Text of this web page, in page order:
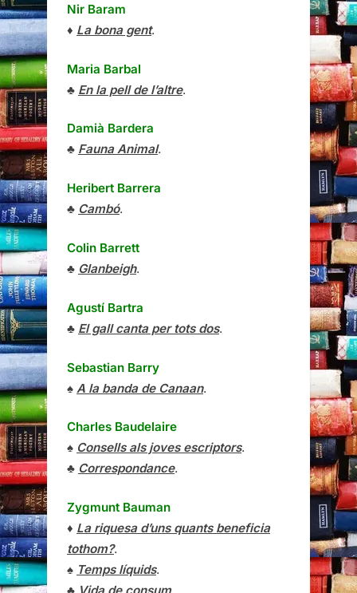
Nir Baram
♦ La bona gent.
Maria Barbal
♣ En la pell de l’altre.
Damià Bardera
♣ Fauna Animal.
Heribert Barrera
♣ Cambó.
Colin Barrett
♣ Glanbeigh.
Agustí Bartra
♣ El gall canta per tots dos.
Sebastian Barry
♠ A la banda de Canaan.
Charles Baudelaire
♠ Consells als joves escriptors.
♣ Correspondance.
Zygmunt Bauman
♦ La riquesa d’uns quants beneficia
tothom?.
♠ Temps líquids.